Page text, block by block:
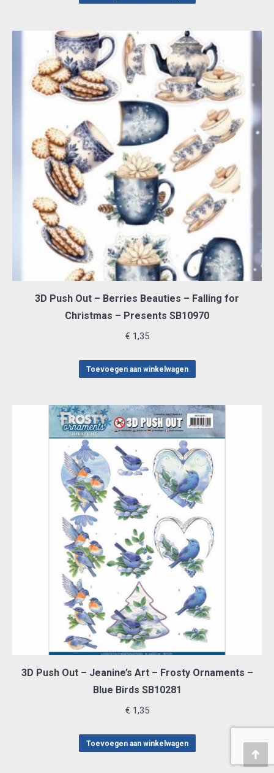
3D Push Out – Berries Beauties – Falling for
Christmas – Presents SB10970
€1,35
Toevoegen aan winkelwagen
3D Push Out – Jeanine’s Art – Frosty Ornaments –
Blue Birds SB10281
€1,35
Toevoegen aan winkelwagen